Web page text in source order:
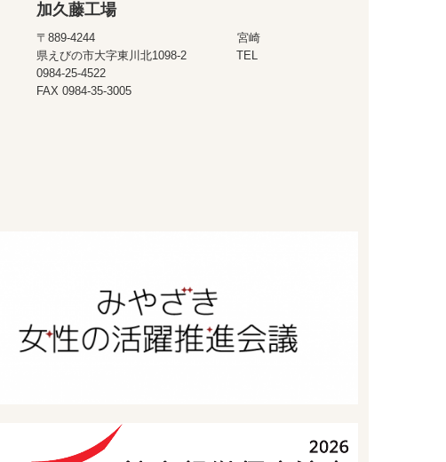
加久藤工場
〒889-4244 宮崎
県えびの市大字東川北1098-2 TEL
0984-25-4522
FAX 0984-35-3005